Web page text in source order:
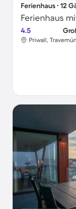
Ferienhaus ∙ 12
4.5
Priwall,